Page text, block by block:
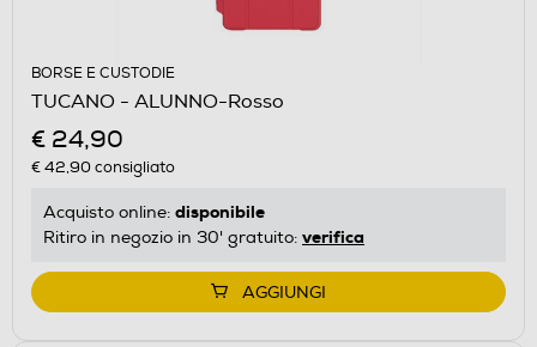
BORSE E CUSTODIE
TUCANO - ALUNNO-Rosso
€ 24,90
€ 42,90consigliato
Acquisto online: disponibile
Ritiro in negozio in 30' gratuito: verifica
AGGIUNGI